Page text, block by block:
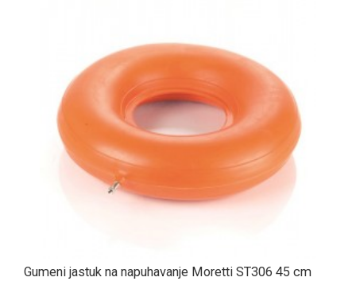
Gumeni jastuk na napuhavanje Moretti ST306 45 cm